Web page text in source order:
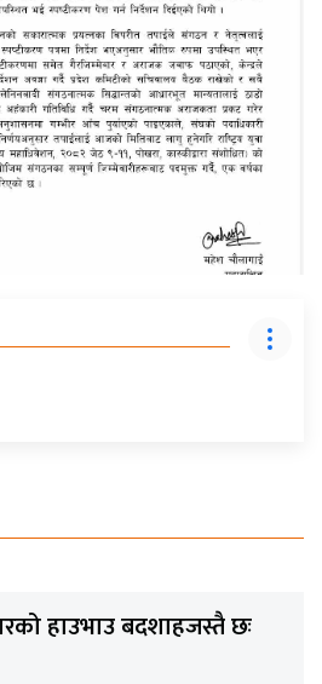
हाउभाउ बदशाहजस्तै छः